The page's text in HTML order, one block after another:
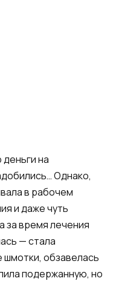
на
Однако,
в рабочем
и даже чуть
за время лечения
— стала
обзавелась
подержанную, но